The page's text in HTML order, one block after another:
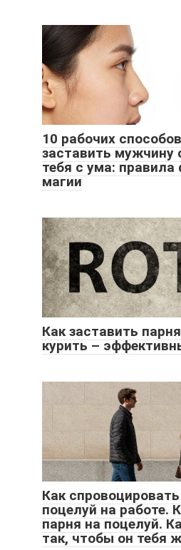
10 рабочих
заставить мужчину
тебя с ума: правила
магии
Как заставить
курить –
Как
поцелуй на работе.
парня на поцелуй.
так, чтобы он тебя